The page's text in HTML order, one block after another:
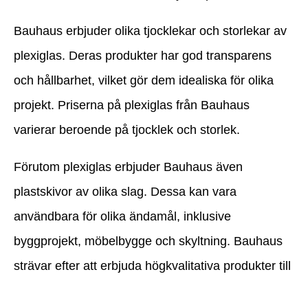
Bauhaus erbjuder olika tjocklekar och storlekar av
plexiglas. Deras produkter har god transparens
och hållbarhet, vilket gör dem idealiska för olika
projekt. Priserna på plexiglas från Bauhaus
varierar beroende på tjocklek och storlek.
Förutom plexiglas erbjuder Bauhaus även
plastskivor av olika slag. Dessa kan vara
användbara för olika ändamål, inklusive
byggprojekt, möbelbygge och skyltning. Bauhaus
strävar efter att erbjuda högkvalitativa produkter till